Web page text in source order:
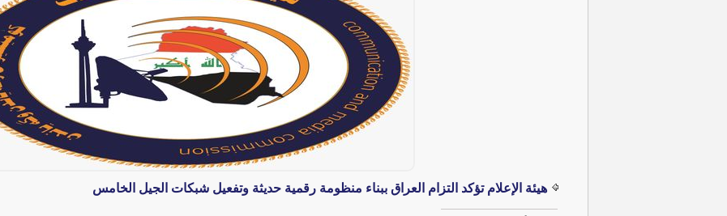
هيئة الإعلام تؤكد التزام العراق ببناء منظومة رقمية حديثة وتفعيل شبكات الجيل الخامس